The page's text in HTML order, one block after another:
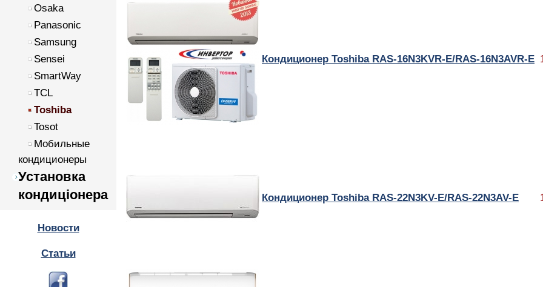
Osaka
Panasonic
Samsung
Sensei
SmartWay
TCL
Toshiba
Tosot
Мобильные
кондиционеры
Установка
кондиціонера
Новости
Статьи
Кондиционер Toshiba RAS-16N3KVR-E/RAS-16N3AVR-E
Кондиционер Toshiba RAS-22N3KV-E/RAS-22N3AV-E